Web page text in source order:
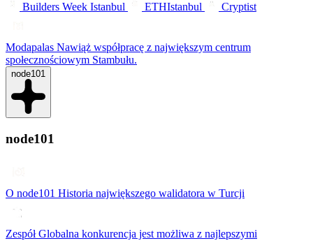
Builders Week Istanbul
ETHIstanbul Cryptist
Modapalas Nawiąż współpracę z największym centrum
społecznościowym Stambułu.
node101
node101
O node101 Historia największego walidatora w Turcji
ZespółGlobalna konkurencja jest możliwa z najlepszymi